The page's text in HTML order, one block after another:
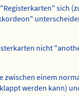
sich
nicht
zwischen einem
werden kann)